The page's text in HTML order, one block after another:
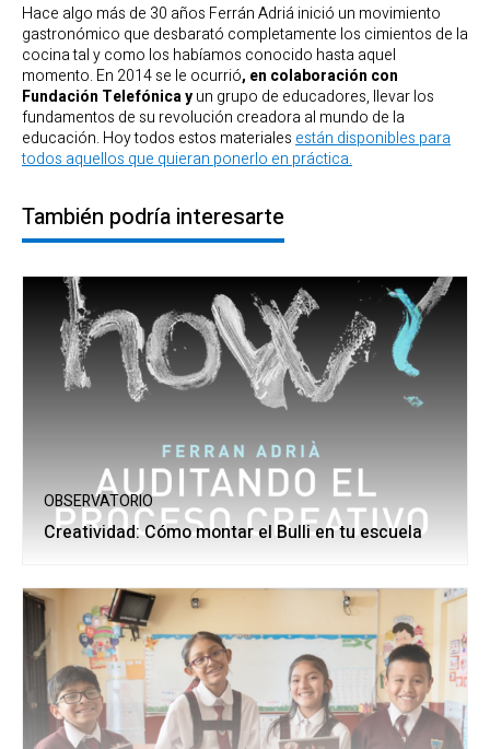
Hace algo más de 30 años Ferrán Adriá inició un movimiento
gastronómico que desbarató completamente los cimientos de la
cocina tal y como los habíamos conocido hasta aquel
momento. En 2014 se le ocurrió, en colaboración con
Fundación Telefónica yun grupo de educadores, llevar los
fundamentos de su revolución creadora al mundo de la
educación. Hoy todos estos materiales están disponibles para
todos aquellos que quieran ponerlo en práctica.
También podría interesarte
OBSERVATORIO
Creatividad: Cómo montar el Bulli en tu escuela